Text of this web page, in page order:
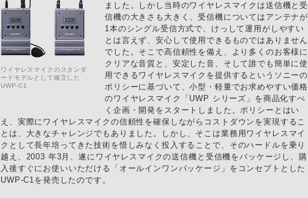
ワイヤレスマイクのスタンダ
ードモデルとして確立した
UWP-C1
ました。しかし当時のワイヤレスマイクは送信機と受
信機の大きさも大きく、受信機についてはアンテナが
1本のシングル受信方式で、けっして運用がしやすい
とは言えず、安心して使用できるものではありません
でした。そこで高信頼性を備え、より多くのお客様に
クリアな音質と、安定した音、そして誰でも簡単に使
用できるワイヤレスマイクを提供するというソニーの
ポリシーに基づいて、小型・軽量でお求めやすい価格
のワイヤレスマイク「UWP シリーズ」を商品化すべ
く企画・開発をスタートしました。ポリシーとはい
え、実際にワイヤレスマイクの信頼性を確保しながらコストダウンを実現するこ
とは、大きなチャレンジでもありました。しかし、そこは業務用ワイヤレスマイ
クとして長年培ってきた技術を惜しみなく投入することで、そのハードルを乗り
越え、2003 年3月、遂にワイヤレスマイクの送信機と受信機をパッケージし、購
入後すぐにお使いいただける「オールインワンパッケージ」をコンセプトとした
UWP-C1を発売したのです。